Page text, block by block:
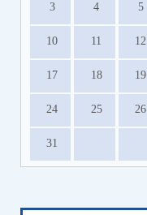
3 4 5
10 11 12
17 18 19
24 25 26
31